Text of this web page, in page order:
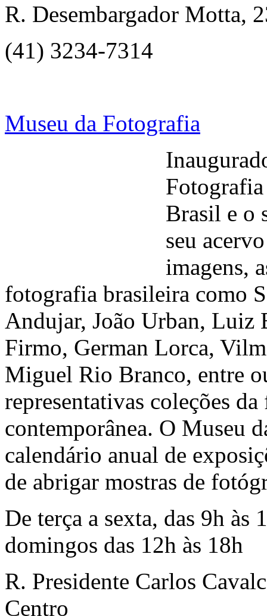
R. Desembargador Motta,
(41) 3234-7314
Museu da Fotografia
Brasil e o
seu
imagens,
fotografia brasileira como
Andujar, João Urban, Luiz
Firmo, German Lorca,
Miguel Rio Branco, entre
representativas coleções
contemporânea. O Museu
calendário anual de
de abrigar mostras de
De terça a sexta, das 9h às
domingos das 12h às 18h
R. Presidente Carlos
Centro